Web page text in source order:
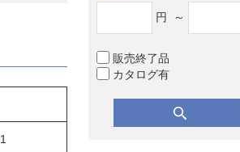
円 ～
販売終了品
カタログ有